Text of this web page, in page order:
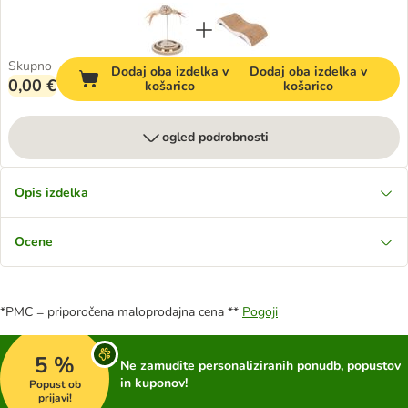
Skupno
0,00 €
Dodaj oba izdelka v
košarico
Dodaj oba izdelka v
košarico
ogled podrobnosti
Opis izdelka
Ocene
*PMC = priporočena maloprodajna cena ** Pogoji
5 %
Popust ob
prijavi!
Ne zamudite personaliziranih ponudb, popustov
in kuponov!